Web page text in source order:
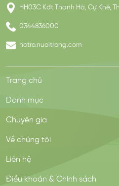
HH03C Kđt Thanh Hà, Cự Khê,
0344836000
hotro.nuoitrong.com
Trang chủ
Danh mục
Chuyên gia
Về chúng tôi
Liên hệ
Điều khoản & Chính sách